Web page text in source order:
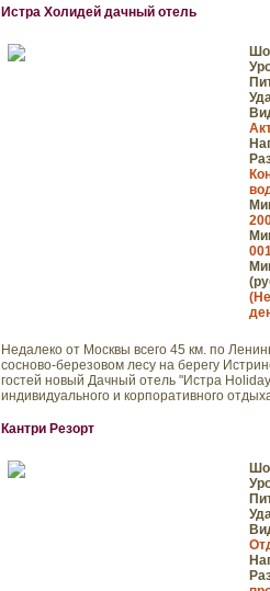
Истра Холидей дачный отель
Недалеко от Москвы всего 45 км. по
сосново-березовом лесу на берегу
гостей новый Дачный отель "Истра
индивидуального и корпоративного
Кантри Резорт